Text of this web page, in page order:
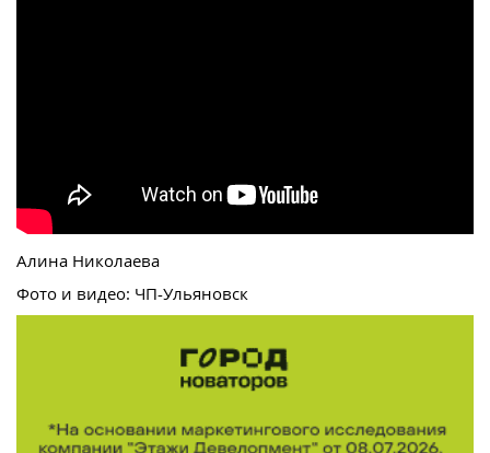
Алина Николаева
Фото и видео: ЧП-Ульяновск